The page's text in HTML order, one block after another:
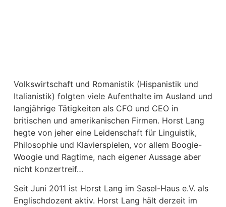
Volkswirtschaft und Romanistik (Hispanistik und
Italianistik) folgten viele Aufenthalte im Ausland und
langjährige Tätigkeiten als CFO und CEO in
britischen und amerikanischen Firmen. Horst Lang
hegte von jeher eine Leidenschaft für Linguistik,
Philosophie und Klavierspielen, vor allem Boogie-
Woogie und Ragtime, nach eigener Aussage aber
nicht konzertreif…
Seit Juni 2011 ist Horst Lang im Sasel-Haus e.V. als
Englischdozent aktiv. Horst Lang hält derzeit im